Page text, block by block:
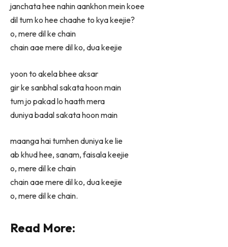
janchata hee nahin aankhon mein koee
dil tum ko hee chaahe to kya keejie?
o, mere dil ke chain
chain aae mere dil ko, dua keejie
yoon to akela bhee aksar
gir ke sanbhal sakata hoon main
tum jo pakad lo haath mera
duniya badal sakata hoon main
maanga hai tumhen duniya ke lie
ab khud hee, sanam, faisala keejie
o, mere dil ke chain
chain aae mere dil ko, dua keejie
o, mere dil ke chain.
Read More: